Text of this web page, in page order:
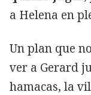
a Helena en
Un plan que
ver a Gerard
hamacas, la